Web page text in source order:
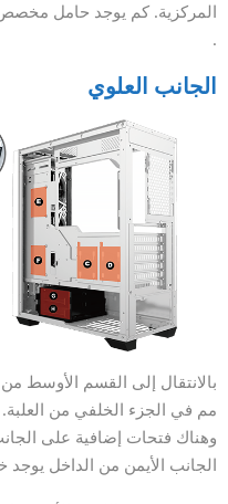
المركزية. كم يوجد حامل مخصص
.
الجانب العلوي
وهناك فتحات إضافية على
الجانب الأيمن من الداخل يوجد